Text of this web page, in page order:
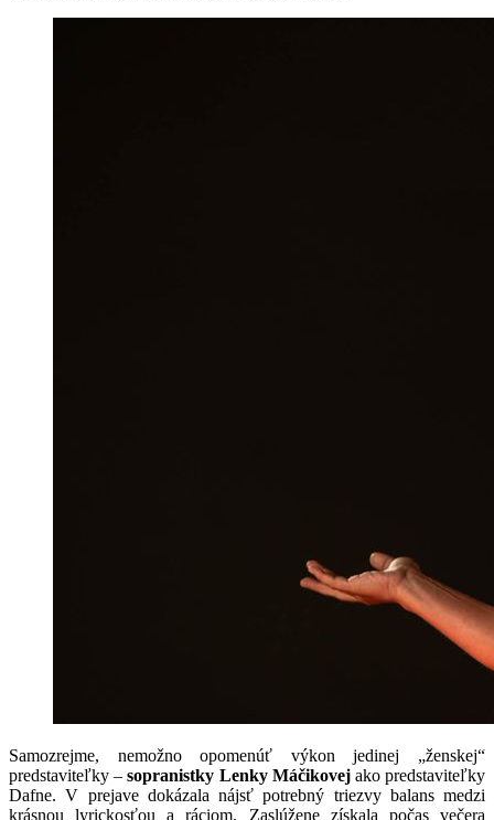
Samozrejme, nemožno opomenúť výkon jedinej „ženskej“
predstaviteľky –sopranistky Lenky Máčikovejako predstaviteľky
Dafne. V prejave dokázala nájsť potrebný triezvy balans medzi
krásnou lyrickosťou a ráciom. Zaslúžene získala počas večera